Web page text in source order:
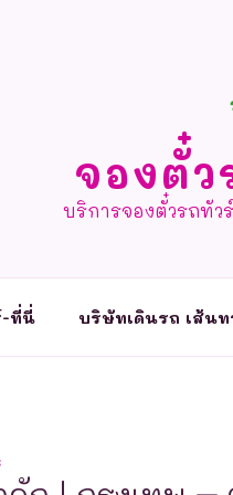
จองตั๋
บริการจองตั๋วรถทัว
-ที่นี่ บริษัทเดินรถ เส้นท